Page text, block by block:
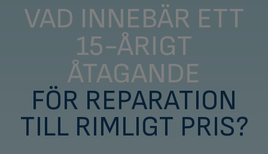
VAD INNEBÄR ETT
15-ÅRIGT
ÅTAGANDE
FÖR REPARATION
TILL RIMLIGT PRIS?